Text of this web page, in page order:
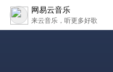
网易云音乐
来云音乐，听更多好歌